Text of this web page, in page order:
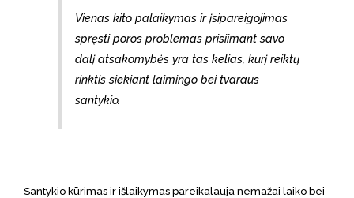
Vienas kito palaikymas ir įsipareigojimas
spręsti poros problemas prisiimant savo
dalį atsakomybės yra tas kelias, kurį reiktų
rinktis siekiant laimingo bei tvaraus
santykio.
Santykio kūrimas ir išlaikymas pareikalauja nemažai laiko bei